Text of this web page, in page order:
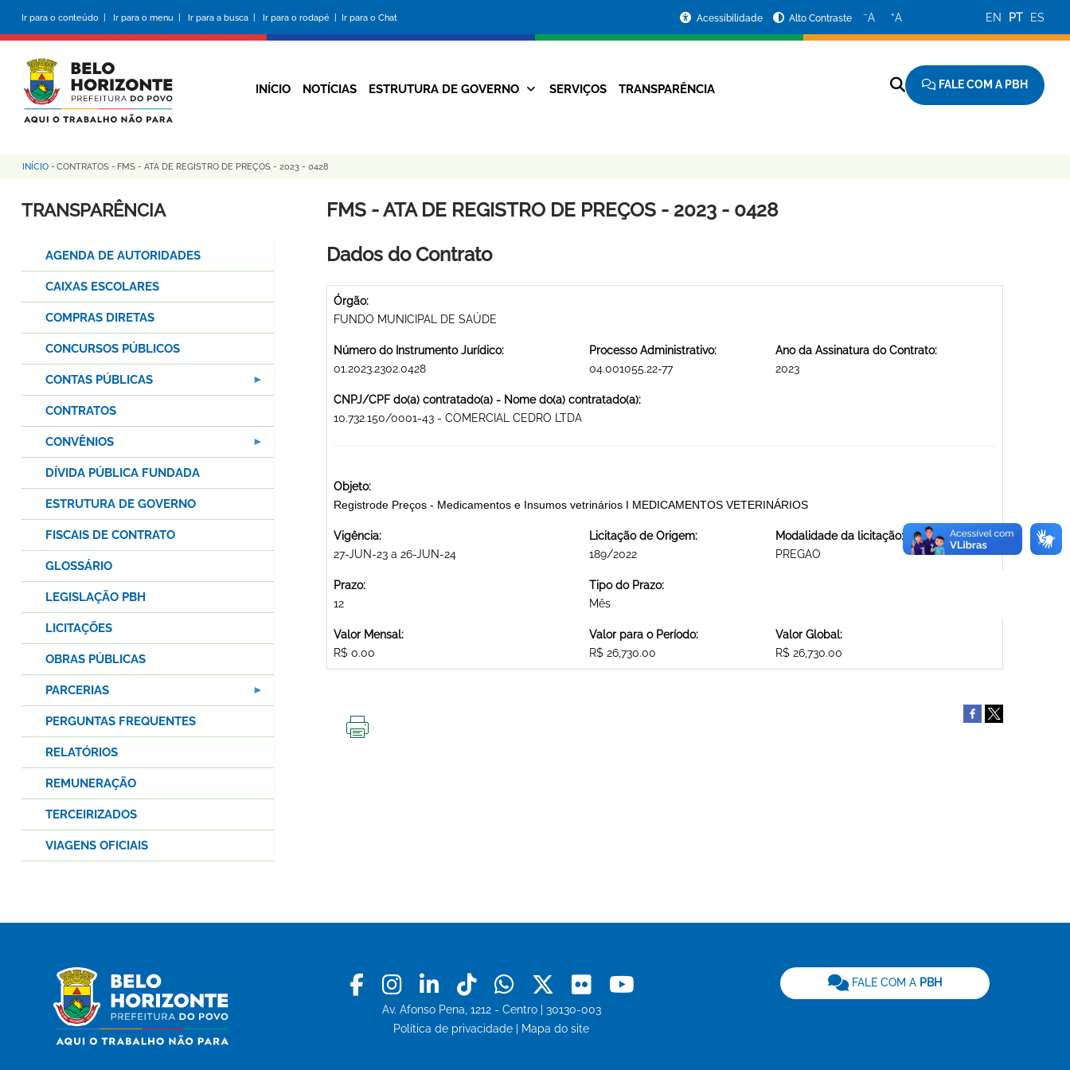
conteúdo
principal
Ir para o conteúdo | Ir para o menu | Ir para a busca | Ir para o rodapé | Ir para o Chat
da
Prefeitura
Acessibilidade Alto Contraste −A +A EN PT ES
Navegação
INÍCIO NOTÍCIAS ESTRUTURA DE GOVERNO SERVIÇOS TRANSPARÊNCIA FALE COM A PBH
Trilha
de
INÍCIO - CONTRATOS - FMS - ATA DE REGISTRO DE PREÇOS - 2023 - 0428
FMS - ATA DE REGISTRO DE PREÇOS - 2023 - 0428
Dados do Contrato
Órgão:
FUNDO MUNICIPAL DE SAÚDE
Número do Instrumento Jurídico:
01.2023.2302.0428
Processo Administrativo:
04.001055.22-77
Ano da Assinatura do Contrato:
2023
CNPJ/CPF do(a) contratado(a) - Nome do(a) contratado(a):
10.732.150/0001-43 - COMERCIAL CEDRO LTDA
Objeto:
Registrode Preços - Medicamentos e Insumos vetrinários I MEDICAMENTOS VETERINÁRIOS
Vigência:
27-JUN-23 a 26-JUN-24
Licitação de Origem:
189/2022
Modalidade da licitação:
PREGAO
Prazo:
12
Tipo do Prazo:
Mês
Valor Mensal:
R$ 0.00
Valor para o Período:
R$ 26,730.00
Valor Global:
R$ 26,730.00
TRANSPARÊNCIA
AGENDA DE AUTORIDADES
CAIXAS ESCOLARES
COMPRAS DIRETAS
CONCURSOS PÚBLICOS
CONTAS PÚBLICAS
CONTRATOS
CONVÊNIOS
DÍVIDA PÚBLICA FUNDADA
ESTRUTURA DE GOVERNO
FISCAIS DE CONTRATO
GLOSSÁRIO
LEGISLAÇÃO PBH
LICITAÇÕES
OBRAS PÚBLICAS
PARCERIAS
PERGUNTAS FREQUENTES
RELATÓRIOS
REMUNERAÇÃO
TERCEIRIZADOS
VIAGENS OFICIAIS
Facebook
Instagram
LinkedinTiktokWhatsapp
X Flickr
Av. Afonso Pena, 1212 - Centro | 30130-003
Política de privacidade
Mapa do site
FALE COM A PBH